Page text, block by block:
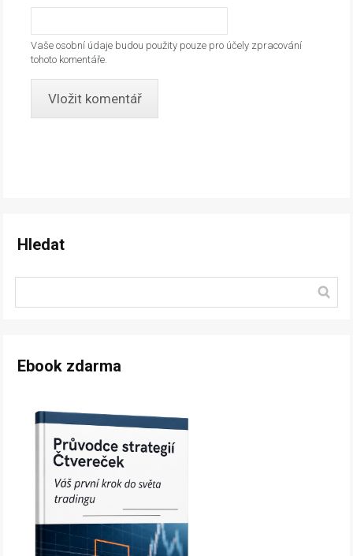
Vaše osobní údaje budou použity pouze pro účely zpracování
tohoto komentáře.
Hledat
Ebook zdarma